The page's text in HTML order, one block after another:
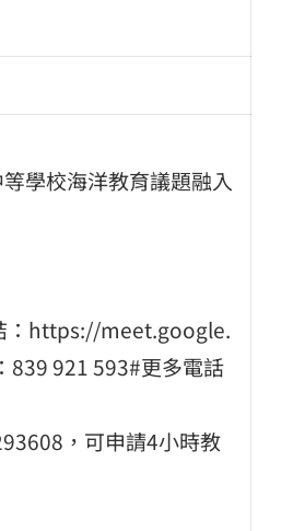
學校海洋教育議題融入
：https://meet.google.
‪839 921 593‬#更多電話
，可申請4小時教